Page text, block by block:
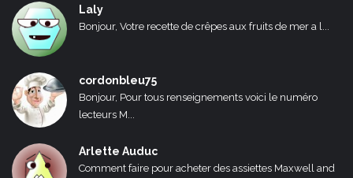
Laly
Bonjour, Votre recette de crêpes aux fruits de mer a l...
cordonbleu75
Bonjour, Pour tous renseignements voici le numéro
lecteurs M...
Arlette Auduc
Comment faire pour acheter des assiettes Maxwell and